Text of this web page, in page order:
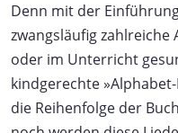
Denn mit der
zwangsläufig zahlreiche
oder im Unterricht
kindgerechte
die Reihenfolge der